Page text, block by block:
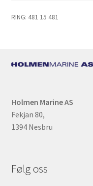
RING: 481 15 481
Holmen Marine AS
Fekjan 80,
1394 Nesbru
Følg oss